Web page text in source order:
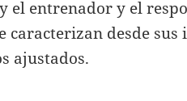
el entrenador y el
caracterizan desde
ajustados.